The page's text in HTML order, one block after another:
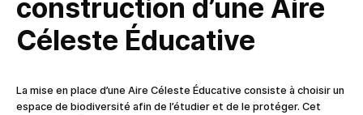
construction d’une Aire
Céleste Éducative
La mise en place d’une Aire Céleste Éducative consiste à choisir un
espace de biodiversité afin de l’étudier et de le protéger. Cet